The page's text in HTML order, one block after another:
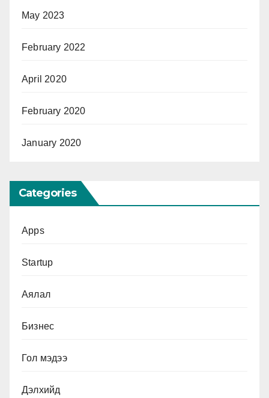
May 2023
February 2022
April 2020
February 2020
January 2020
Categories
Apps
Startup
Аялал
Бизнес
Гол мэдээ
Дэлхийд